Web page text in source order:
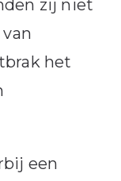
zij niet
het
een